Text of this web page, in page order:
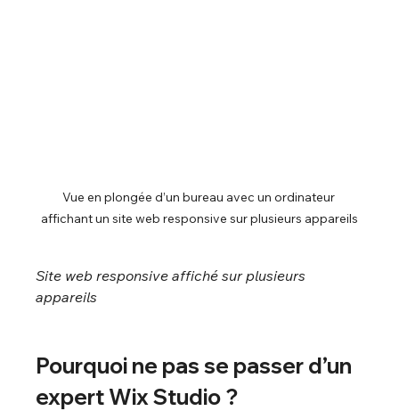
Vue en plongée d’un bureau avec un ordinateur
affichant un site web responsive sur plusieurs appareils
Site web responsive affiché sur plusieurs
appareils
Pourquoi ne pas se passer d’un
expert Wix Studio ?